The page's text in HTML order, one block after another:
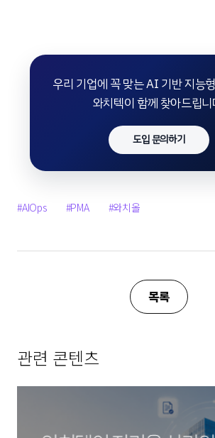
우리 기업에 꼭 맞는 AI 기반 지능
와치텍이 함께 찾아드립니
도입 문의하기
#AIOps #PMA #와치올
목록
관련 콘텐츠